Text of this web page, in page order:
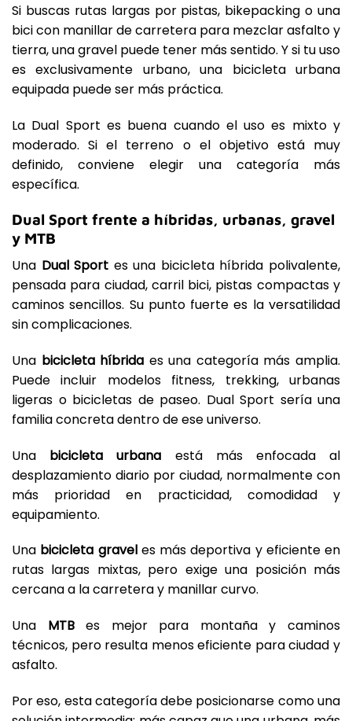
Si buscas rutas largas por pistas, bikepacking o una
bici con manillar de carretera para mezclar asfalto y
tierra, una gravel puede tener más sentido. Y si tu uso
es exclusivamente urbano, una bicicleta urbana
equipada puede ser más práctica.
La Dual Sport es buena cuando el uso es mixto y
moderado. Si el terreno o el objetivo está muy
definido, conviene elegir una categoría más
específica.
Dual Sport frente a híbridas, urbanas, gravel
y MTB
Una Dual Sport es una bicicleta híbrida polivalente,
pensada para ciudad, carril bici, pistas compactas y
caminos sencillos. Su punto fuerte es la versatilidad
sin complicaciones.
Una bicicleta híbrida es una categoría más amplia.
Puede incluir modelos fitness, trekking, urbanas
ligeras o bicicletas de paseo. Dual Sport sería una
familia concreta dentro de ese universo.
Una bicicleta urbana está más enfocada al
desplazamiento diario por ciudad, normalmente con
más prioridad en practicidad, comodidad y
equipamiento.
Una bicicleta graveles más deportiva y eficiente en
rutas largas mixtas, pero exige una posición más
cercana a la carretera y manillar curvo.
Una MTBes mejor para montaña y caminos
técnicos, pero resulta menos eficiente para ciudad y
asfalto.
Por eso, esta categoría debe posicionarse como una